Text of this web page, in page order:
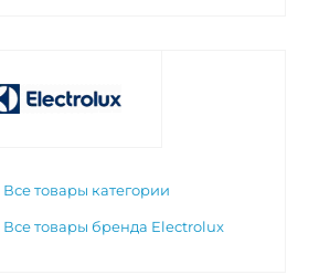
Все товары категории
Все товары бренда Electrolux